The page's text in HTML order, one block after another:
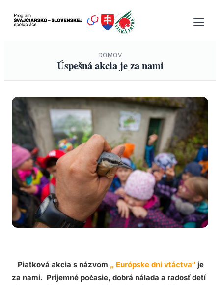
DOMOV
Úspešná akcia je za nami
Piatková akcia s názvom „ Európske dni vtáctva“ je
za nami. Príjemné počasie, dobrá nálada a radosť detí